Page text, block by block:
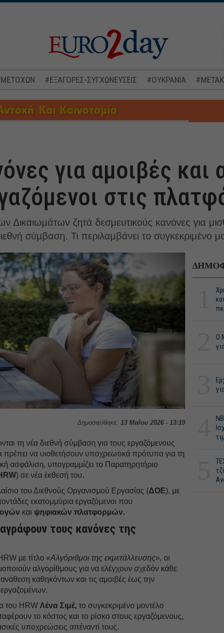
ΜΕΤΟΧΩΝ #ΕΞΑΓΟΡΕΣ-ΣΥΓΧΩΝΕΥΣΕΙΣ #ΟΥΚΡΑΝΙΑ
για αμοιβές και
στις
Δικαιωμάτων ζητά δεσμευτικούς κανόνες για
σύμβαση. Τι περιλαμβάνει το συγκεκριμένο
Δημοσιεύθηκε: 13 Μαΐου 2026 - 13:19
τη νέα διεθνή σύμβαση για τους εργαζόμενους
πρέπει να υιοθετήσουν υποχρεωτικά πρότυπα για τη
ασφάλιση, υπογραμμίζει το Παρατηρητήριο
) σε νέα έκθεσή του.
του Διεθνούς Οργανισμού Εργασίας (ΔΟΕ), με
εκατομμύρια εργαζόμενοι που
και ψηφιακών πλατφορμών.
τους κανόνες της
με τίτλο «Αλγόριθμοι της εκμετάλλευσης», οι
αλγορίθμους για να ελέγχουν σχεδόν κάθε
καθηκόντων και τις αμοιβές έως την
του HRWΛένα Σιμέ, το συγκεκριμένο μοντέλο
το κόστος και το ρίσκο στους εργαζόμενους,
υποχρεώσεις απέναντί τους.
O